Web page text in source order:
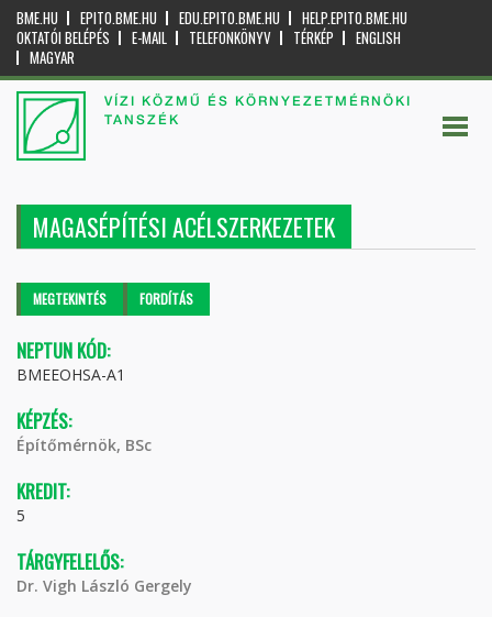
BME.HU EPITO.BME.HU EDU.EPITO.BME.HU
HELP.EPITO.BME.HU
OKTATÓI BELÉPÉS
E-MAIL TELEFONKÖNYV TÉRKÉP
ENGLISH
MAGYAR
VÍZI KÖZMŰ ÉS KÖRNYEZETMÉRNÖKI
TANSZÉK
MAGASÉPÍTÉSI ACÉLSZERKEZETEK
Elsődleges fülek
MEGTEKINTÉS (AKTÍVFORDÍTÁS
NEPTUN KÓD:
BMEEOHSA-A1
KÉPZÉS:
Építőmérnök, BSc
KREDIT:
5
TÁRGYFELELŐS:
Dr. Vigh László Gergely